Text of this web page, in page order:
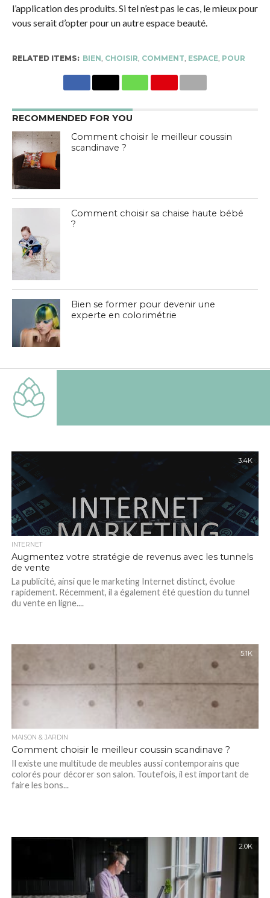
l’application des produits. Si tel n’est pas le cas, le mieux pour
vous serait d’opter pour un autre espace beauté.
RELATED ITEMS: BIEN CHOISIR COMMENT ESPACE, POUR
RECOMMENDED FOR YOU
Comment choisir le meilleur coussin
scandinave ?
Comment choisir sa chaise haute bébé
?
Bien se former pour devenir une
experte en colorimétrie
3.4K
INTERNET
Augmentez votre stratégie de revenus avec les tunnels
de vente
La publicité, ainsi que le marketing Internet distinct, évolue
rapidement. Récemment, il a également été question du tunnel
du vente en ligne....
5.1K
MAISON & JARDIN
Comment choisir le meilleur coussin scandinave ?
Il existe une multitude de meubles aussi contemporains que
colorés pour décorer son salon. Toutefois, il est important de
faire les bons...
2.0K